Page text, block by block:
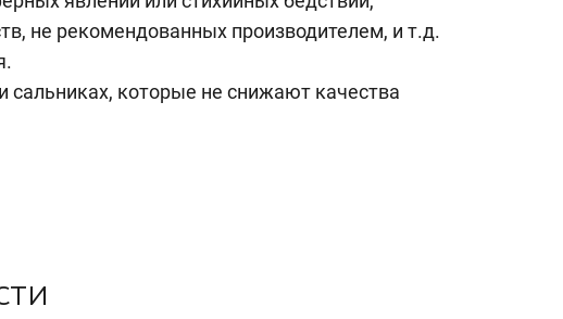
не рекомендованных производителем, и т.д.
сальниках, которые не снижают качества